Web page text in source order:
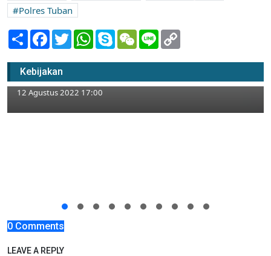
Polres Tuban
Share Facebook
TwitterWhatsApp
SkypeWeChatLine
Kebijakan
Donor Darah Salah Satu Rangkaian
Perayaan HUT RI ke 77 di Tuban
12 Agustus 2022 17:00
0 Comments
LEAVE A REPLY